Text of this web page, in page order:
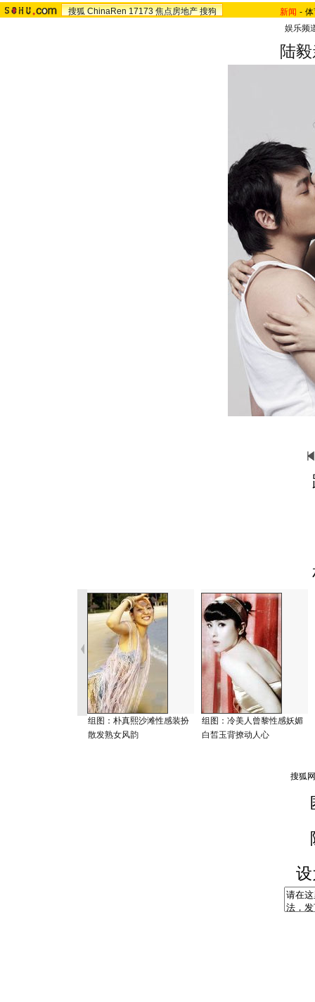
搜狐 ChinaRen 17173 焦点房地产 搜狗 新闻 -
娱乐频
陆
组图：朴真熙沙滩性感装扮
散发熟女风韵
组图：冷美人曾黎性感妖媚
白皙玉背撩动人心